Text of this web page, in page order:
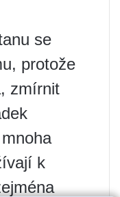
se
protože
zmírnit
k